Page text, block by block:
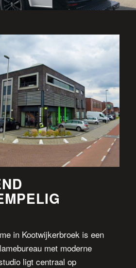
in Kootwijkerbroek is een
met moderne
ligt centraal op